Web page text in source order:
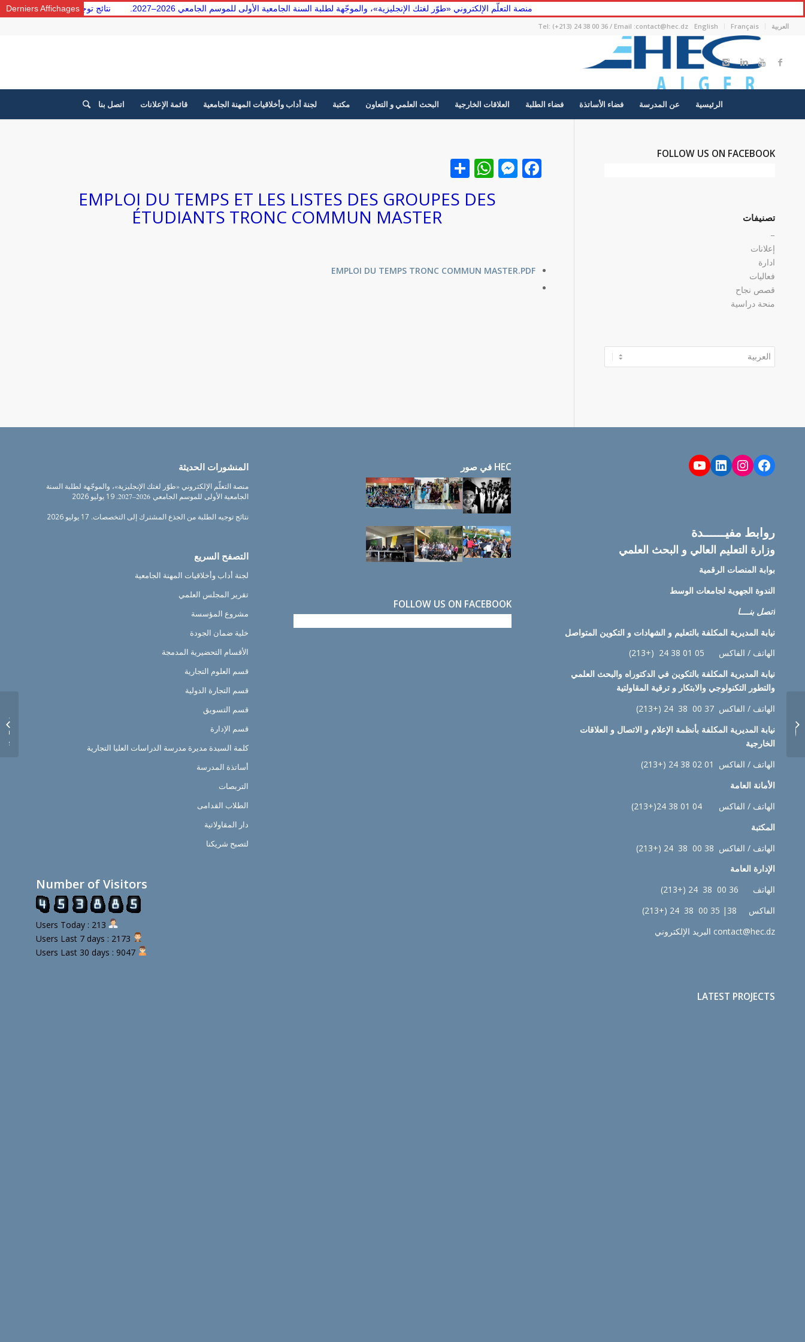
Derniers Affichages منصة التعلّم الإلكتروني «طوّر لغتك الإنجليزية»، والموجّهة لطلبة السنة الجامعية الأولى للموسم الجامعي 2026–2027. نتائج توجيه الطلبة
العربية Français
English
Tel: (+213) 24 38 00 36 / Email :contact@hec.dz
الرئيسية عن المدرسة فضاء الأساتذة فضاء الطلبة العلاقات الخارجية البحث العلمي و التعاون مكتبة لجنة أداب وأخلاقيات المهنة الجامعية قائمة الإعلانات اتصل بنا
Facebook
Messenger
WhatsApp
نشر
EMPLOI DU TEMPS ET LES LISTES DES GROUPES DES
ÉTUDIANTS TRONC COMMUN MASTER
EMPLOI DU TEMPS TRONC COMMUN MASTER.PDF
FOLLOW US ON FACEBOOK
تصنيفات
–
إعلانات
ادارة
فعاليات
قصص نجاح
منحة دراسية
اختر
لغة
Facebook
Instagram
LinkedIn
YouTube
روابط مفيــــــدة
وزارة التعليم العالي و البحث العلمي
بوابة المنصات الرقمية
الندوة الجهوية لجامعات الوسط
اتصل بنــــا
نيابة المديرية المكلفة بالتعليم و الشهادات و التكوين المتواصل
الهاتف / الفاكس 05 01 38 24 (+213)
نيابة المديرية المكلفة بالتكوين في الدكتوراه والبحث العلمي
والتطور التكنولوجي والابتكار و ترقية المقاولتية
الهاتف / الفاكس 37 00 38 24 (+213)
نيابة المديرية المكلفة بأنظمة الإعلام و الاتصال و العلاقات
الخارجية
الهاتف / الفاكس 01 02 38 24 (+213)
الأمانة العامة
الهاتف / الفاكس 04 01 38 24(+213)
المكتبة
الهاتف / الفاكس 38 00 38 24 (+213)
الإدارة العامة
الهاتف 36 00 38 24 (+213)
الفاكس 38| 35 00 38 24 (+213)
contact@hec.dz البريد الإلكتروني
LATEST PROJECTS
HEC في صور
FOLLOW US ON FACEBOOK
المنشورات الحديثة
منصة التعلّم الإلكتروني «طوّر لغتك الإنجليزية»، والموجّهة لطلبة السنة
الجامعية الأولى للموسم الجامعي 2026–2027.
19 يوليو 2026
نتائج توجيه الطلبة من الجذع المشترك إلى التخصصات. 17 يوليو 2026
التصفح السريع
لجنة أداب وأخلاقيات المهنة الجامعية
تقرير المجلس العلمي
مشروع المؤسسة
خلية ضمان الجودة
الأقسام التحضيرية المدمجة
قسم العلوم التجارية
قسم التجارة الدولية
قسم التسويق
قسم الإدارة
كلمة السيدة مديرة مدرسة الدراسات العليا التجارية
أساتذة المدرسة
التربصات
الطلاب القدامى
دار المقاولاتية
لتصبح شريكنا
Number of Visitors
Users Today : 213
des
,
CHARTE DE
D’ETHIQUE